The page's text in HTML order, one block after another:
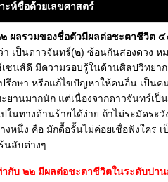
ะห์ชื่อด้วยเลขศาสตร์
ผลรวมของชื่อตัวมีผลต่อชะตาชีวิต ๔
เป็นดาวจันทร์(๒) ซ้อนกันสองดวง ห
ซนส์ดี มีความรอบรู้ในด้านศิลปวิทยา
กษา หรือแก้ไขปัญหาให้คนอื่น เป็นค
ยานมากนัก แต่เนื่องจากดาวจันทร์เป็
นทางด้านร้ายได้ง่าย ถ้าไม่ระมัดระวั
งหนึ่ง คือ มักดื้อรั้นไม่ค่อยเชื่อฟังใคร เ
นลับต่างๆ
กับ ๒๒ มีผลต่อชะตาชีวิตในระดับปาน